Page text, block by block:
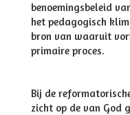
benoemingsbeleid
het pedagogisch
bron van waaruit
primaire proces.
Bij de
zicht op de van God